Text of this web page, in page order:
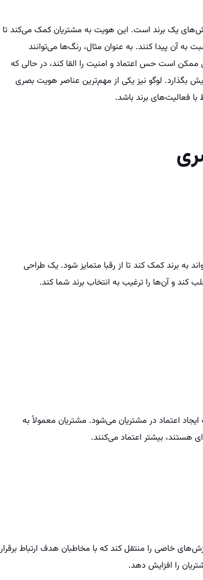
یک برند است. این هویت به مشتریان کمک می‌کند تا
آن پیدا کنند. به عنوان مثال، رنگ‌ها می‌توانند
ممکن است حس اعتماد و امنیت را القا کند، در حالی که
بگذارد. لوگو نیز یکی از مهم‌ترین عناصر هویت بصری
فعالیت‌های برند باشد.
به برند کمک کند تا از رقبا متمایز شود. یک طراحی
کند و آن‌ها را ترغیب به انتخاب برند شما کند.
اعتماد در مشتریان می‌شود. مشتریان معمولاً به
هستند، بیشتر اعتماد می‌کنند.
خاصی را منتقل کند که با مخاطبان هدف ارتباط برقرار
را افزایش دهد.